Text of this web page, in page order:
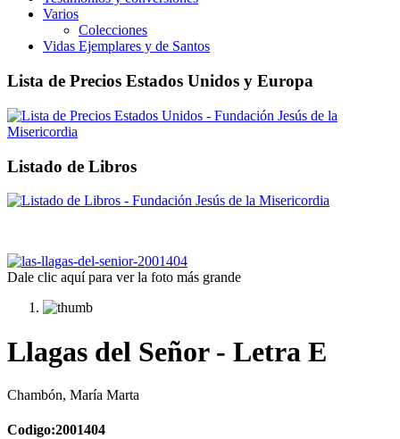
Varios
Colecciones
Vidas Ejemplares y de Santos
Lista de Precios Estados Unidos y Europa
Listado de Libros
Dale clic aquí para ver la foto más grande
Llagas del Señor - Letra E
Chambón, María Marta
Codigo:2001404